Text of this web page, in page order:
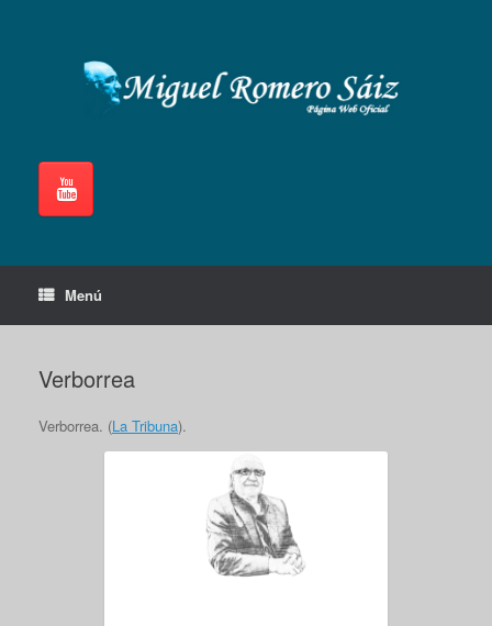
Menú
Verborrea
Verborrea. (La Tribuna).